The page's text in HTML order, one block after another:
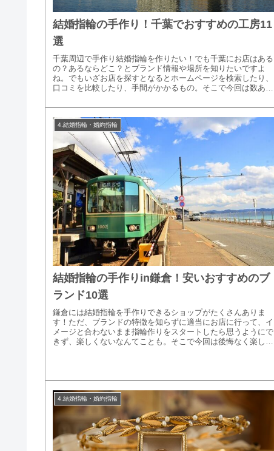
結婚指輪の手作り！千葉でおすすめの工房11
選
千葉周辺で手作り結婚指輪を作りたい！でも千葉にお店はある
の？あるならどこ？とブランド情報や場所を知りたいですよ
ね。でもいざお店を探すとなるとホームページを検索したり、
口コミを比較したり、手間がかかるもの。そこで今回は数ある
4.結婚指輪・婚約指輪
結婚指輪の手作りin鎌倉！安いおすすめのブ
ランド10選
鎌倉には結婚指輪を手作りできるショップがたくさんありま
す！ただ、ブランドの特徴を知らずに適当にお店に行って、イ
メージと合わないまま指輪作りをスタートしたら思うようにで
きず、楽しくないなんてことも。そこで今回は後悔なく楽し
4.結婚指輪・婚約指輪